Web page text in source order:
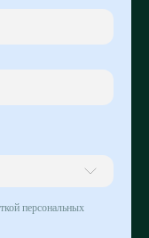
персональных